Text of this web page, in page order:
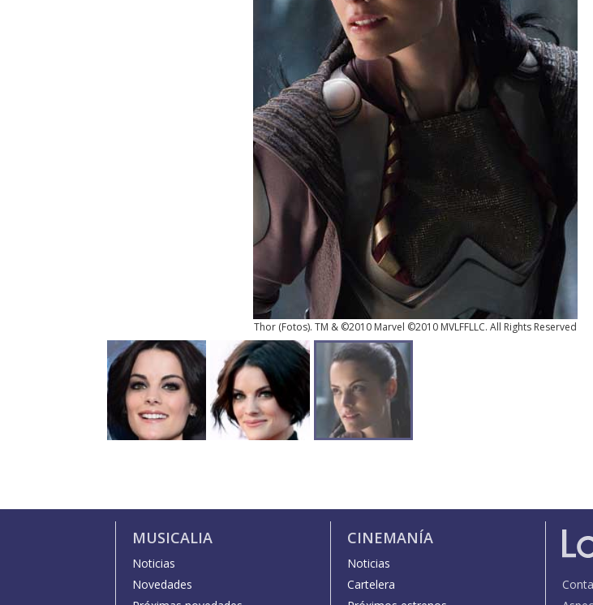
Thor (Fotos). TM & ©2010 Marvel ©2010 MVLFFLLC. All Rights Reserved
MUSICALIA
Noticias
Novedades
CINEMANÍA
Noticias
Cartelera